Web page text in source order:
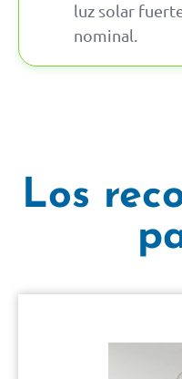
luz solar
nominal.
Los